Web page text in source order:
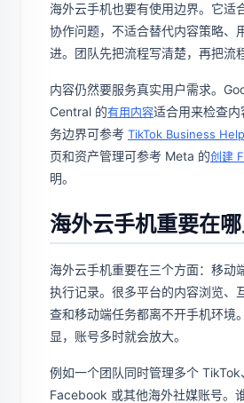
海外云手机也要有使用边界。它适
协作问题，不适合替代内容策略、
进。团队先把流程写清楚，再把流
内容仍然要服务真实用户需求。
Central 的有用内容适合用来检查
务边界可参考 TikTok Business
页和资产管理可参考 Meta 的创建
明。
海外云手机重要在
海外云手机重要在三个方面：移动
执行记录。很多平台的内容浏览、
查和移动端任务都离不开手机环境
显，账号多时就会放大。
例如一个团队同时管理多个 TikTok
Facebook 或其他海外社媒账号。